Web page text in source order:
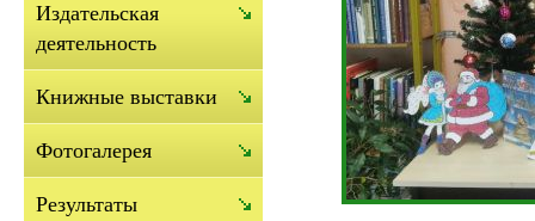
Издательская
деятельность
Книжные выставки
Фотогалерея
Результаты